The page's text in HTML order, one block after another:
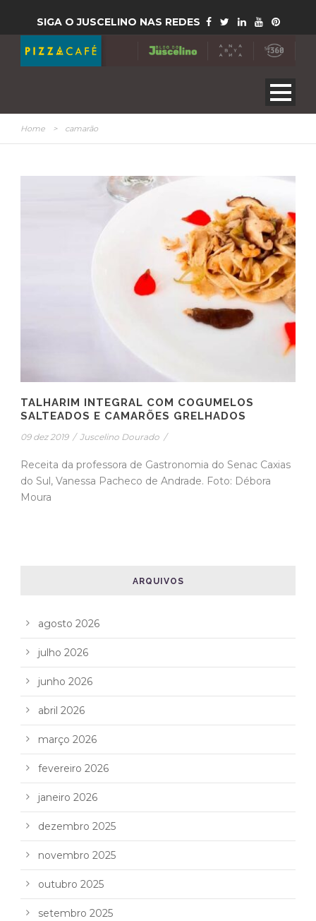
SIGA O JUSCELINO NAS REDES
Home > camarão
TALHARIM INTEGRAL COM COGUMELOS
SALTEADOS E CAMARÕES GRELHADOS
09 dez 2019 / Juscelino Dourado /
Receita da professora de Gastronomia do Senac Caxias
do Sul, Vanessa Pacheco de Andrade. Foto: Débora
Moura
ARQUIVOS
agosto 2026
julho 2026
junho 2026
abril 2026
março 2026
fevereiro 2026
janeiro 2026
dezembro 2025
novembro 2025
outubro 2025
setembro 2025